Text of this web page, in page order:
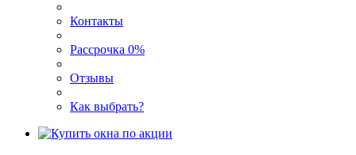
Контакты
Рассрочка 0%
Отзывы
Как выбрать?